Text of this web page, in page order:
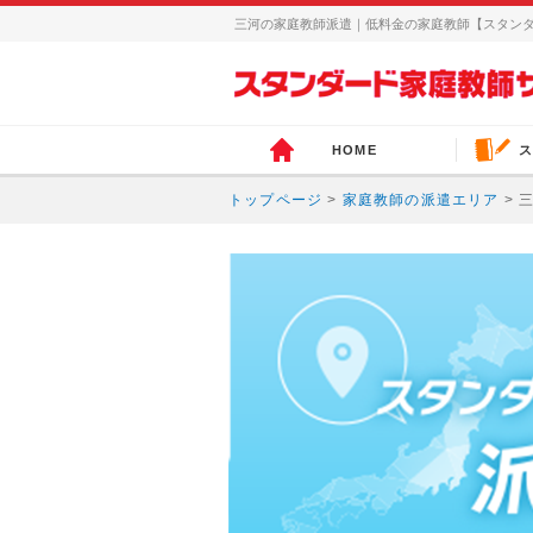
三河の家庭教師派遣｜低料金の家庭教師【スタン
HOME
トップページ > 家庭教師の派遣エリア >